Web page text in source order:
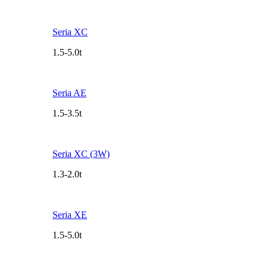
Seria XC
1.5-5.0t
Seria AE
1.5-3.5t
Seria XC (3W)
1.3-2.0t
Seria XE
1.5-5.0t